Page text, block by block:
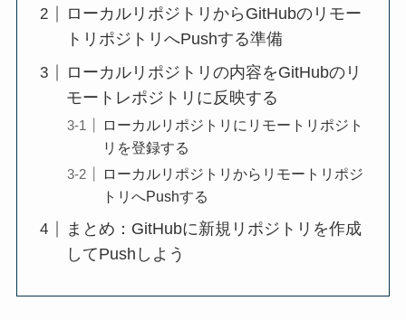
ローカルリポジトリからGitHubのリモー
トリポジトリへPushする準備
ローカルリポジトリの内容をGitHubのリ
モートレポジトリに反映する
ローカルリポジトリにリモートリポジト
リを登録する
ローカルリポジトリからリモートリポジ
トリへPushする
まとめ：GitHubに新規リポジトリを作成
してPushしよう